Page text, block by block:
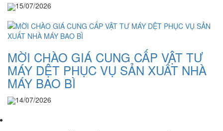
15/07/2026
MỜI CHÀO GIÁ CUNG CẤP VẬT TƯ
MÁY DỆT PHỤC VỤ SẢN XUẤT NHÀ
MÁY BAO BÌ
14/07/2026